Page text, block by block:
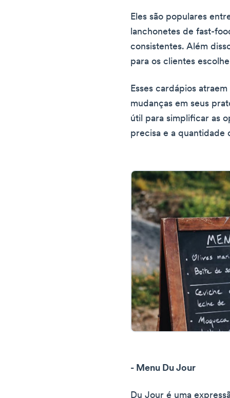
Eles são populares
lanchonetes de fast-
consistentes. Além
para os clientes
Esses cardápios
mudanças em seus
útil para simplificar as
precisa e a
- Menu Du Jour
Du Jour é uma